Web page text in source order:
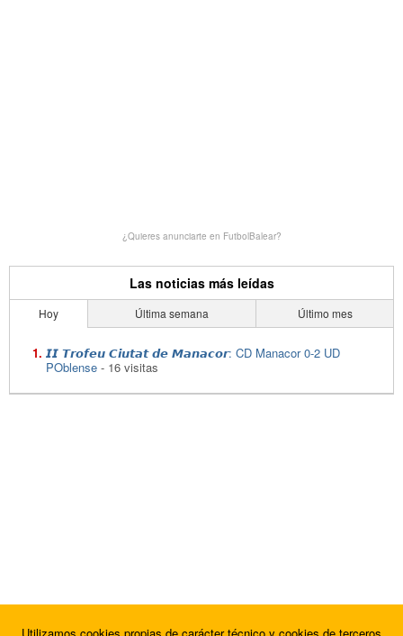
¿Quieres anunciarte en FutbolBalear?
Las noticias más leídas
Hoy Última semana Último mes
𝙄𝙄 𝙏𝙧𝙤𝙛𝙚𝙪 𝘾𝙞𝙪𝙩𝙖𝙩 𝙙𝙚 𝙈𝙖𝙣𝙖𝙘𝙤𝙧: CD Manacor 0-2 UD
POblense - 16 visitas